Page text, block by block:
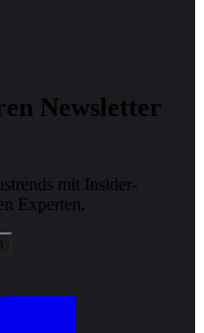
Newsletter
mit Insider-
Experten.